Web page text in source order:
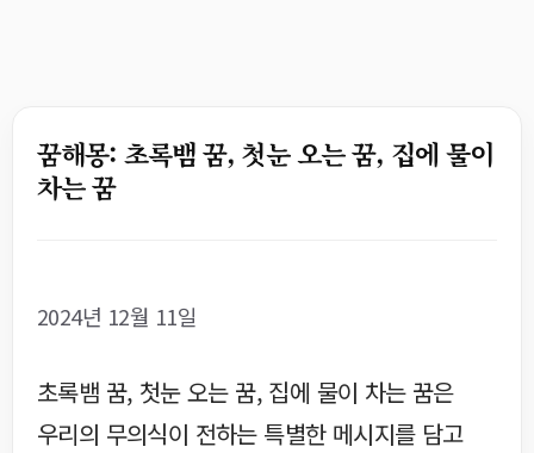
꿈해몽: 초록뱀 꿈, 첫눈 오는 꿈, 집에 물이
차는 꿈
2024년 12월 11일
초록뱀 꿈, 첫눈 오는 꿈, 집에 물이 차는 꿈은
우리의 무의식이 전하는 특별한 메시지를 담고